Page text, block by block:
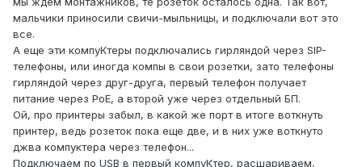
мальчики приносили свичи-мыльницы, и подключали вот это
все.
А еще эти компуКтеры подключались гирляндой через SIP-
телефоны, или иногда компы в свои розетки, зато телефоны
гирляндой через друг-друга, первый телефон получает
питание через PoE, а второй уже через отдельный БП.
Ой, про принтеры забыл, в какой же порт в итоге воткнуть
принтер, ведь розеток пока еще две, и в них уже воткнуто
джва компуктера через телефон...
Подключаем по USB в первый компуКтер, расшариваем,